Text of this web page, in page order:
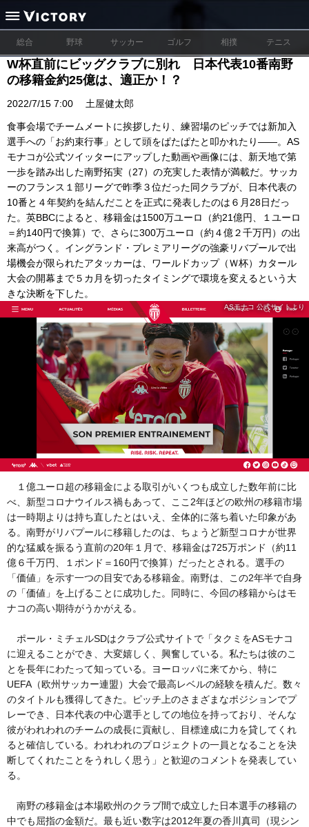
総合 野球 サッカー ゴルフ 相撲 テニス
W杯直前にビッグクラブに別れ 日本代表10番南野
の移籍金約25億は、適正か！？
2022/7/15 7:00 土屋健太郎
食事会場でチームメートに挨拶したり、練習場のピッチでは新加入
選手への「お約束行事」として頭をぱたぱたと叩かれたり――。AS
モナコが公式ツイッターにアップした動画や画像には、新天地で第
一歩を踏み出した南野拓実（27）の充実した表情が満載だ。サッカ
ーのフランス１部リーグで昨季３位だった同クラブが、日本代表の
10番と４年契約を結んだことを正式に発表したのは６月28日だっ
た。英BBCによると、移籍金は1500万ユーロ（約21億円、１ユーロ
＝約140円で換算）で、さらに300万ユーロ（約４億２千万円）の出
来高がつく。イングランド・プレミアリーグの強豪リバプールで出
場機会が限られたアタッカーは、ワールドカップ（Ｗ杯）カタール
大会の開幕まで５カ月を切ったタイミングで環境を変えるという大
きな決断を下した。
ASモナコ 公式サイトより
１億ユーロ超の移籍金による取引がいくつも成立した数年前に比
べ、新型コロナウイルス禍もあって、ここ2年ほどの欧州の移籍市場
は一時期よりは持ち直したとはいえ、全体的に落ち着いた印象があ
る。南野がリバプールに移籍したのは、ちょうど新型コロナが世界
的な猛威を振るう直前の20年１月で、移籍金は725万ポンド（約11
億６千万円、１ポンド＝160円で換算）だったとされる。選手の
「価値」を示す一つの目安である移籍金。南野は、この2年半で自身
の「価値」を上げることに成功した。同時に、今回の移籍からはモ
ナコの高い期待がうかがえる。
ポール・ミチェルSDはクラブ公式サイトで「タクミをASモナコ
に迎えることができ、大変嬉しく、興奮している。私たちは彼のこ
とを長年にわたって知っている。ヨーロッパに来てから、特に
UEFA（欧州サッカー連盟）大会で最高レベルの経験を積んだ。数々
のタイトルも獲得してきた。ピッチ上のさまざまなポジションでプ
レーでき、日本代表の中心選手としての地位を持っており、そんな
彼がわれわれのチームの成長に貢献し、目標達成に力を貸してくれ
ると確信している。われわれのプロジェクトの一員となることを決
断してくれたことをうれしく思う」と歓迎のコメントを発表してい
る。
南野の移籍金は本場欧州のクラブ間で成立した日本選手の移籍の
中でも屈指の金額だ。最も近い数字は2012年夏の香川真司（現シン